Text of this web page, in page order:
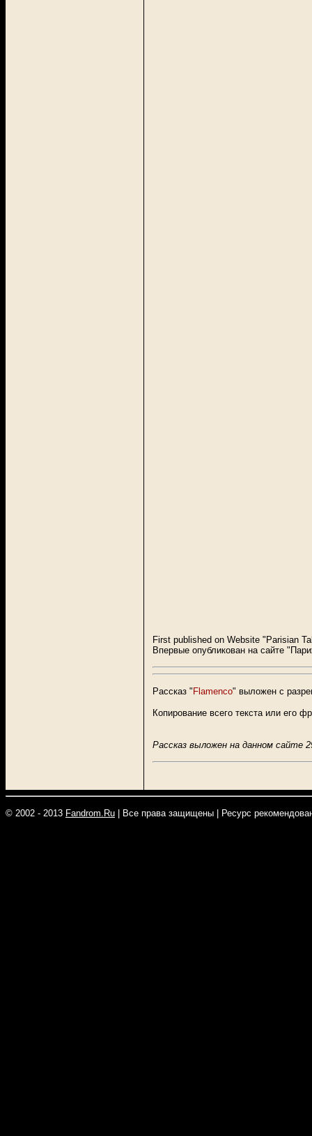
First published on Website "Parisian
Впервые опубликован на сайте
Рассказ " Flamenco" выложен с
Копирование всего текста или его
Рассказ выложен на данном сайте
© 2002 - 2013 Fandrom.Ru Все права защищены Ресурс